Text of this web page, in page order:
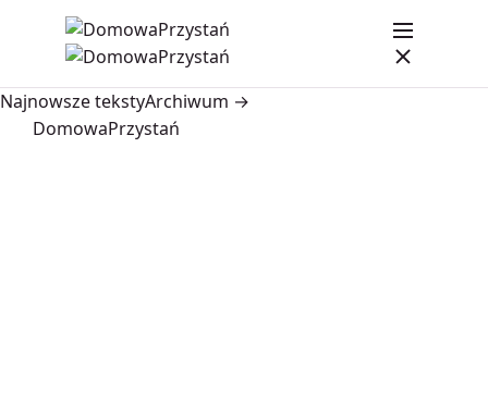
Najnowsze tekstyArchiwum →
DomowaPrzystań